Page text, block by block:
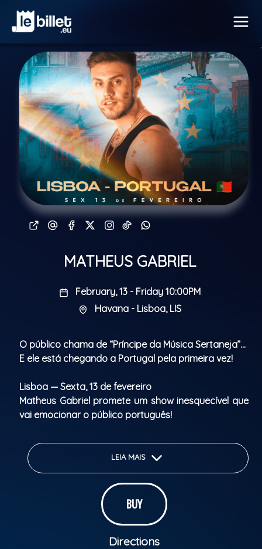
MATHEUS GABRIEL
February, 13 - Friday 10:00PM
Havana - Lisboa, LIS
O público chama de “Príncipe da Música Sertaneja”…
E ele está chegando a Portugal pela primeira vez!
Lisboa — Sexta, 13 de fevereiro
Matheus Gabriel promete um show inesquecível que
vai emocionar o público português!
Prepara-te para viver essa experiência única
Fiquem ligados… em breve, mais informações!
LEIA MAIS
BUY
Directions